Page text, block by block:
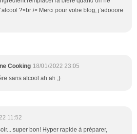
?<br /> Merci pour votre blog, j’adooore
Cooking 18/01/2022 23:05
sans alcool ah ah ;)
11:52
super bon! Hyper rapide à préparer,